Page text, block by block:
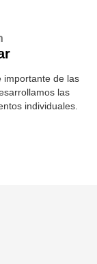
importante de las
las
individuales.